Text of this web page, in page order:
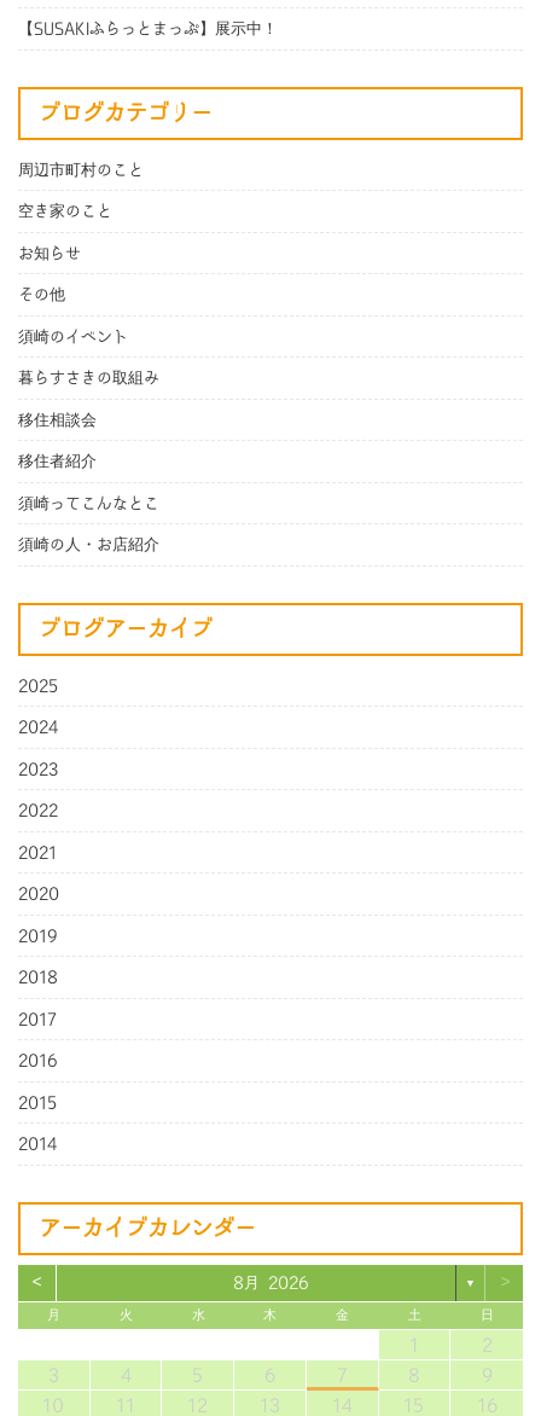
【SUSAKIふらっとまっぷ】展示中！
ブログカテゴリー
周辺市町村のこと
空き家のこと
お知らせ
その他
須崎のイベント
暮らすさきの取組み
移住相談会
移住者紹介
須崎ってこんなとこ
須崎の人・お店紹介
ブログアーカイブ
2025
2024
2023
2022
2021
2020
2019
2018
2017
2016
2015
2014
アーカイブカレンダー
< 8月 2026 ▼ >
月 火 水 木 金 土 日
1
2
3
4 5 6 7 8
9
10
11 12 13 14 15
16